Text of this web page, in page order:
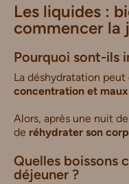
Les liquides :
commencer la
Pourquoi sont-ils
La déshydratation peut
concentration et
Alors, après une nuit
de réhydrater son
Quelles boissons
déjeuner ?